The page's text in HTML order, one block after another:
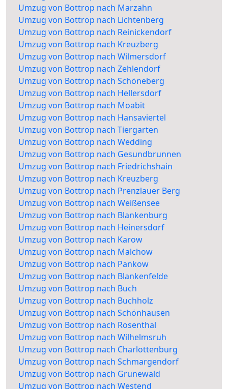
Umzug von Bottrop nach Marzahn
Umzug von Bottrop nach Lichtenberg
Umzug von Bottrop nach Reinickendorf
Umzug von Bottrop nach Kreuzberg
Umzug von Bottrop nach Wilmersdorf
Umzug von Bottrop nach Zehlendorf
Umzug von Bottrop nach Schöneberg
Umzug von Bottrop nach Hellersdorf
Umzug von Bottrop nach Moabit
Umzug von Bottrop nach Hansaviertel
Umzug von Bottrop nach Tiergarten
Umzug von Bottrop nach Wedding
Umzug von Bottrop nach Gesundbrunnen
Umzug von Bottrop nach Friedrichshain
Umzug von Bottrop nach Kreuzberg
Umzug von Bottrop nach Prenzlauer Berg
Umzug von Bottrop nach Weißensee
Umzug von Bottrop nach Blankenburg
Umzug von Bottrop nach Heinersdorf
Umzug von Bottrop nach Karow
Umzug von Bottrop nach Malchow
Umzug von Bottrop nach Pankow
Umzug von Bottrop nach Blankenfelde
Umzug von Bottrop nach Buch
Umzug von Bottrop nach Buchholz
Umzug von Bottrop nach Schönhausen
Umzug von Bottrop nach Rosenthal
Umzug von Bottrop nach Wilhelmsruh
Umzug von Bottrop nach Charlottenburg
Umzug von Bottrop nach Schmargendorf
Umzug von Bottrop nach Grunewald
Umzug von Bottrop nach Westend